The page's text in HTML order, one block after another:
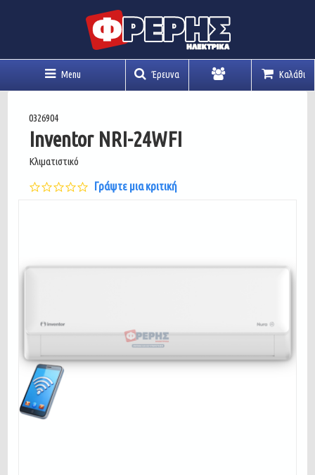
Menu Έρευνα Καλάθι
0326904
Inventor NRI-24WFI
Κλιματιστικό
0.0
star
Γράψτε μια κριτική